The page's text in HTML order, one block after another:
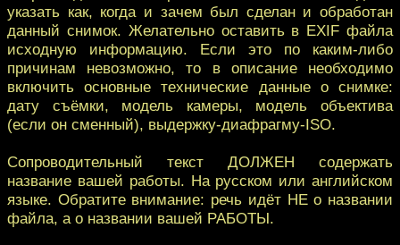
указать как, когда и зачем был сделан и обработан
данный снимок. Желательно оставить в EXIF файла
исходную информацию. Если это по каким-либо
причинам невозможно, то в описание необходимо
включить основные технические данные о снимке:
дату съёмки, модель камеры, модель объектива
(если он сменный), выдержку-диафрагму-ISO.
Сопроводительный текст ДОЛЖЕН содержать
название вашей работы. На русском или английском
языке. Обратите внимание: речь идёт НЕ о названии
файла, а о названии вашей РАБОТЫ.